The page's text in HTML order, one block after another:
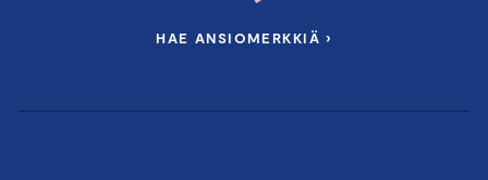
HAE ANSIOMERKKIÄ ›